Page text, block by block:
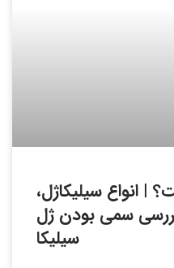
| انواع سیلیکاژل،
بررسی سمی بودن ژل
سیلیکا